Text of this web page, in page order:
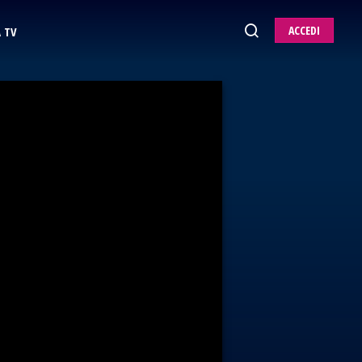
TV ACCEDI